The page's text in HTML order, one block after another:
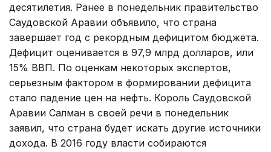
десятилетия. Ранее в понедельник правительство
Саудовской Аравии объявило, что страна
завершает год с рекордным дефицитом бюджета.
Дефицит оценивается в 97,9 млрд долларов, или
15% ВВП. По оценкам некоторых экспертов,
серьезным фактором в формировании дефицита
стало падение цен на нефть. Король Саудовской
Аравии Салман в своей речи в понедельник
заявил, что страна будет искать другие источники
дохода. В 2016 году власти собираются